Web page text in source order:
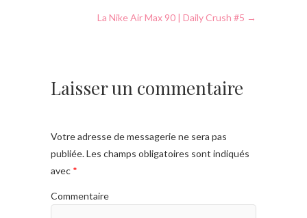
La Nike Air Max 90 | Daily Crush #5 →
Laisser un commentaire
Votre adresse de messagerie ne sera pas
publiée.Les champs obligatoires sont indiqués
avec *
Commentaire